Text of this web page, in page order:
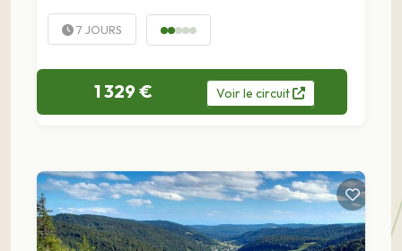
Kilmétrage total : env. 70 km Distance moyenne/jour
: 14 km Niveau de difficulté...
7 JOURS
1 329 € Voirle circuit